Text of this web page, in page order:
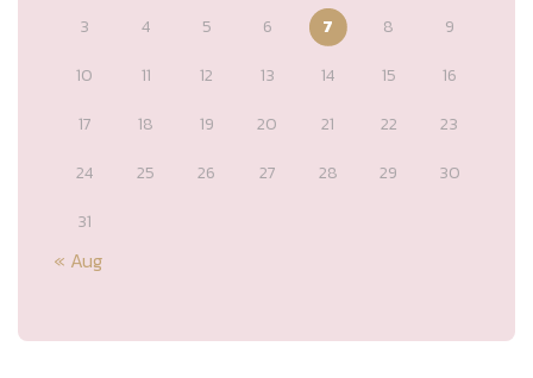
3
4 5 6 7 8
9
10
11 12 13 14 15
16
17
18 19 20 21 22
23
24
25 26 27 28 29
30
31
« Aug